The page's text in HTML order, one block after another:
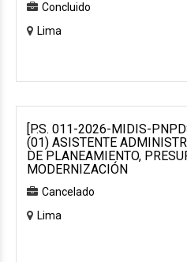
Concluido
Lima
[P.S. 011-2026-MIDIS-
(01) ASISTENTE
DE PLANEAMIENTO,
MODERNIZACIÓN
Cancelado
Lima